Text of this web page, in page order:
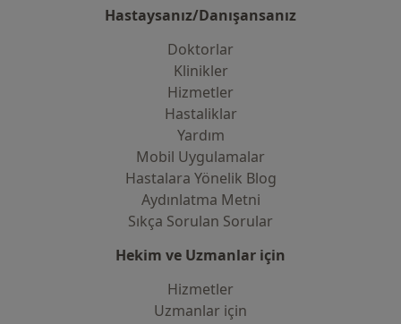
Hastaysanız/Danışansanız
Doktorlar
Klinikler
Hizmetler
Hastaliklar
Yardım
Mobil Uygulamalar
Hastalara Yönelik Blog
Aydınlatma Metni
Sıkça Sorulan Sorular
Hekim ve Uzmanlar için
Hizmetler
Uzmanlar için